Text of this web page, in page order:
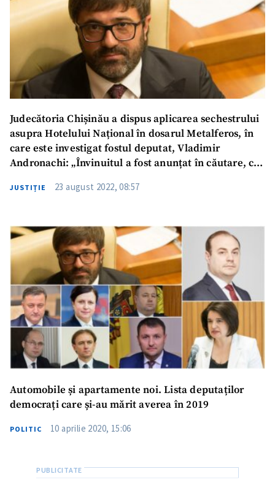
Judecătoria Chișinău a dispus aplicarea sechestrului
asupra Hotelului Național în dosarul Metalferos, în
care este investigat fostul deputat, Vladimir
Andronachi: „Învinuitul a fost anunțat în căutare, cu
JUSTIȚIE 23 august 2022, 08:57
Automobile și apartamente noi. Lista deputaților
democrați care și-au mărit averea în 2019
POLITIC 10 aprilie 2020, 15:06
ȘTIREA MEA
Titlu știre
+ Adaugă titlu
Fotografie
+ Încarcă imagine